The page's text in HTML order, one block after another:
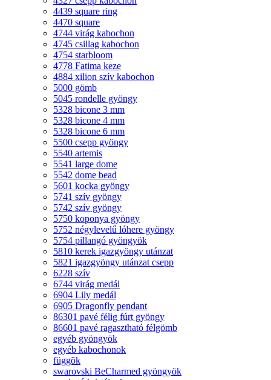
4439 square ring
4470 square
4744 virág kabochon
4745 csillag kabochon
4754 starbloom
4778 Fatima keze
4884 xilion szív kabochon
5000 gömb
5045 rondelle gyöngy
5328 bicone 3 mm
5328 bicone 4 mm
5328 bicone 6 mm
5500 csepp gyöngy
5540 artemis
5541 large dome
5542 dome bead
5601 kocka gyöngy
5741 szív gyöngy
5742 szív gyöngy
5750 koponya gyöngy
5752 négylevelű lóhere gyöngy
5754 pillangó gyöngyök
5810 kerek igazgyöngy utánzat
5821 igazgyöngy utánzat csepp
6228 szív
6744 virág medál
6904 Lily medál
6905 Dragonfly pendant
86301 pavé félig fúrt gyöngy
86601 pavé ragasztható félgömb
egyéb gyöngyök
egyéb kabochonok
függõk
swarovski BeCharmed gyöngyök